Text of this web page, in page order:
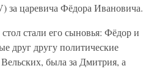
за царевича Фёдора Ивановича.
стали его сыновья: Фёдор и
друг другу политические
была за Дмитрия, а